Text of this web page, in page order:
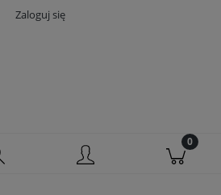
Zaloguj się